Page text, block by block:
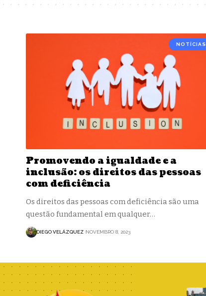
NOTÍCIAS
Promovendo a igualdade e a
inclusão: os direitos das pessoas
com deficiência
Os direitos das pessoas com deficiência são uma
questão fundamental em qualquer…
DIEGO VELÁZQUEZ NOVEMBRO 8, 2023